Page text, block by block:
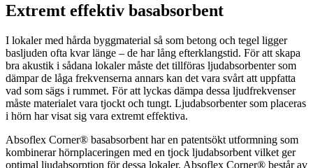
Extremt effektiv basabsorbent
I lokaler med hårda byggmaterial så som betong och tegel ligger
basljuden ofta kvar länge – de har lång efterklangstid. För att skapa
bra akustik i sådana lokaler måste det tillföras ljudabsorbenter som
dämpar de låga frekvenserna annars kan det vara svårt att uppfatta
vad som sägs i rummet. För att lyckas dämpa dessa ljudfrekvenser
måste materialet vara tjockt och tungt. Ljudabsorbenter som placeras
i hörn har visat sig vara extremt effektiva.
​Absoflex Corner® basabsorbent har en patentsökt utformning som
kombinerar hörnplaceringen med en tjock ljudabsorbent vilket ger
optimal ljudabsorption för dessa lokaler. Absoflex Corner® består av